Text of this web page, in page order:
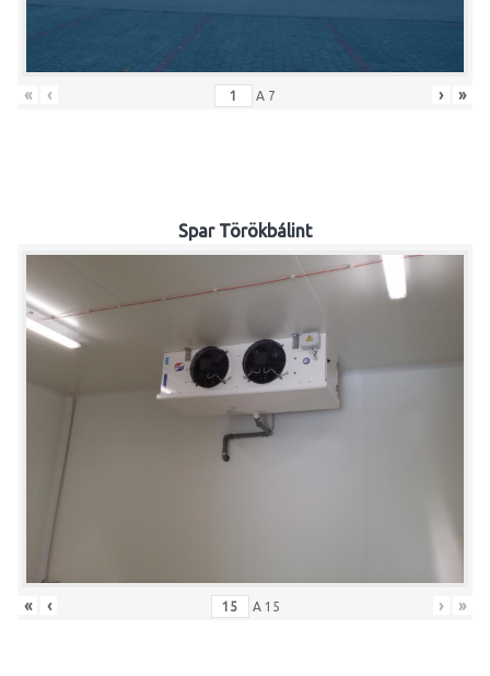
« ‹ A 7 › »
Spar Törökbálint
« ‹ A 15 › »